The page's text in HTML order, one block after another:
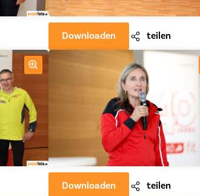
Downloaden teilen
Downloaden teilen